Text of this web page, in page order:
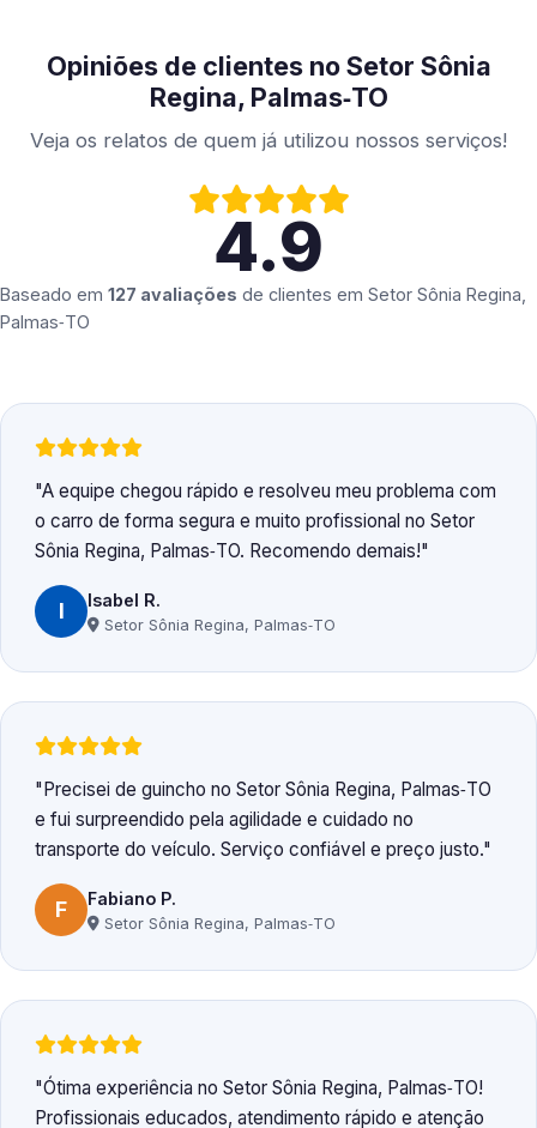
Opiniões de clientes no Setor Sônia
Regina, Palmas‑TO
Veja os relatos de quem já utilizou nossos serviços!
4.9
Baseado em 127 avaliações de clientes em Setor Sônia Regina,
Palmas‑TO
A equipe chegou rápido e resolveu meu problema com
o carro de forma segura e muito profissional no Setor
Sônia Regina, Palmas‑TO. Recomendo demais!
I Isabel R.
Setor Sônia Regina, Palmas‑TO
Precisei de guincho no Setor Sônia Regina, Palmas‑TO
e fui surpreendido pela agilidade e cuidado no
transporte do veículo. Serviço confiável e preço justo.
F Fabiano P.
Setor Sônia Regina, Palmas‑TO
Ótima experiência no Setor Sônia Regina, Palmas‑TO!
Profissionais educados, atendimento rápido e atenção